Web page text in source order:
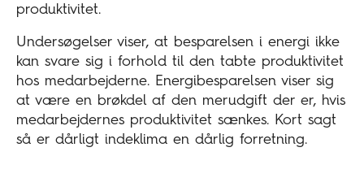
produktivitet.
Undersøgelser viser, at besparelsen i energi ikke
kan svare sig i forhold til den tabte produktivitet
hos medarbejderne. Energibesparelsen viser sig
at være en brøkdel af den merudgift der er, hvis
medarbejdernes produktivitet sænkes. Kort sagt
så er dårligt indeklima en dårlig forretning.